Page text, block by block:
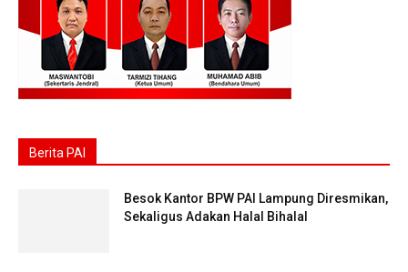
Berita PAI
Besok Kantor BPW PAI Lampung Diresmikan,
Sekaligus Adakan Halal Bihalal